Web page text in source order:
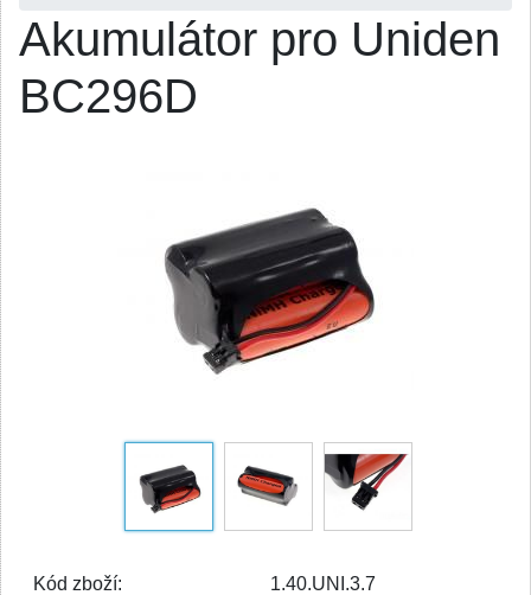
Akumulátor pro Uniden
BC296D
Kód zboží: 1.40.UNI.3.7